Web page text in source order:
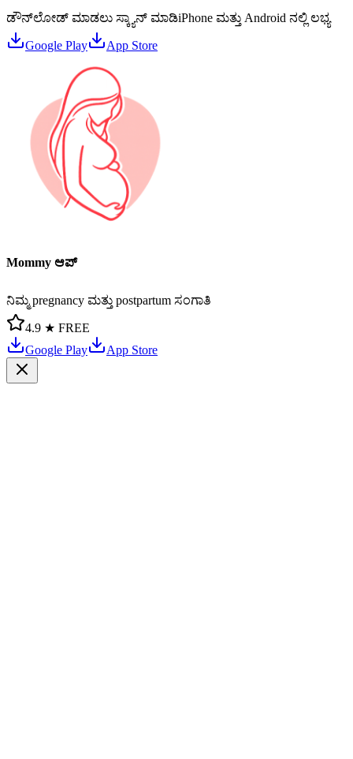
ಡೌನ್‌ಲೋಡ್ ಮಾಡಲು ಸ್ಕ್ಯಾನ್ ಮಾಡಿiPhone ಮತ್ತು Android ನಲ್ಲಿ ಲಭ್ಯ
Google Play App Store
Mommy ಆಪ್
ನಿಮ್ಮ pregnancy ಮತ್ತು postpartum ಸಂಗಾತಿ
4.9 ★ FREE
Google Play
App Store